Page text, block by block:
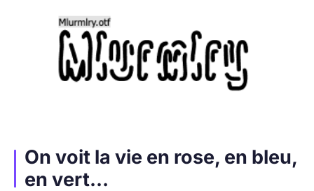
On voit la vie en rose, en bleu,
en vert…